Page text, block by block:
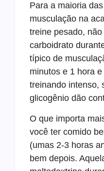
Para a maioria
musculação na
treine pesado,
carboidrato
típico de
minutos e 1 hora
treinando intenso,
glicogênio dão
O que importa
você ter comido
(umas 2-3 horas
bem depois.